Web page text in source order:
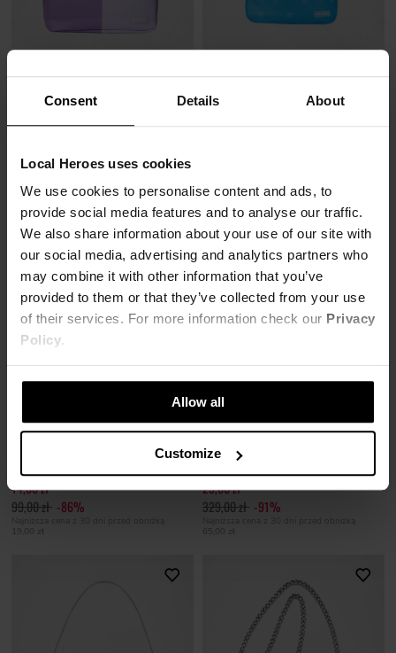
Consent Details About
Local Heroes uses cookies
We use cookies to personalise content and ads, to
provide social media features and to analyse our traffic.
We also share information about your use of our site with
our social media, advertising and analytics partners who
may combine it with other information that you’ve
provided to them or that they’ve collected from your use
of their services. For more information check our Privacy
Policy.
Allow all
Customize
39,00 zł
Najniższa cena z 30 dni przed obniżką
TOREBKA PORTFEL YIN YANG
14,00 zł
99,00 zł -86%
29,00 zł
329,00 zł -91%
65,00 zł